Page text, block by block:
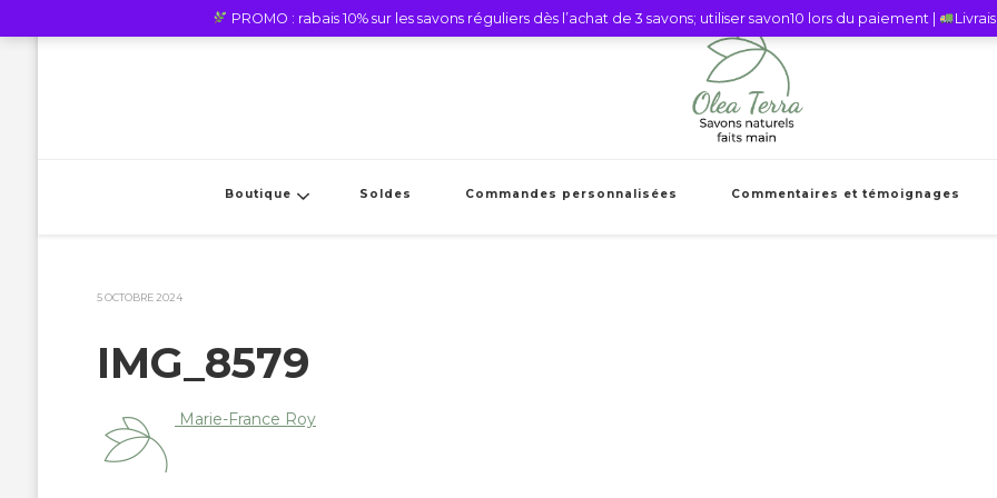
PROMO : rabais 10% sur les savons réguliers dès l’achat de 3 savons; utiliser savon10 lors du paiement |
Boutique Soldes Commandes personnalisées Commentaires et témoignages
5 OCTOBRE 2024
IMG_8579
Marie-France Roy